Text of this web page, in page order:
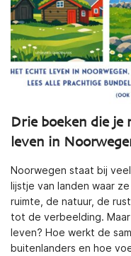
Drie boeken die je
leven in
Noorwegen staat bij
lijstje van landen waar
ruimte, de natuur, de
tot de verbeelding.
leven? Hoe werkt de
buitenlanders en hoe